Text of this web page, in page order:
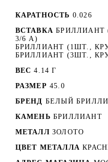
КАРАТНОСТЬ 0.026
ВСТАВКА БРИЛЛИАНТ
3/6 А)
БРИЛЛИАНТ (1ШТ.,
БРИЛЛИАНТ (3ШТ.,
ВЕС 4.14 Г
РАЗМЕР 45.0
БРЕНД БЕЛЫЙ
КАМЕНЬ БРИЛЛИАНТ
МЕТАЛЛ ЗОЛОТО
ЦВЕТ МЕТАЛЛА